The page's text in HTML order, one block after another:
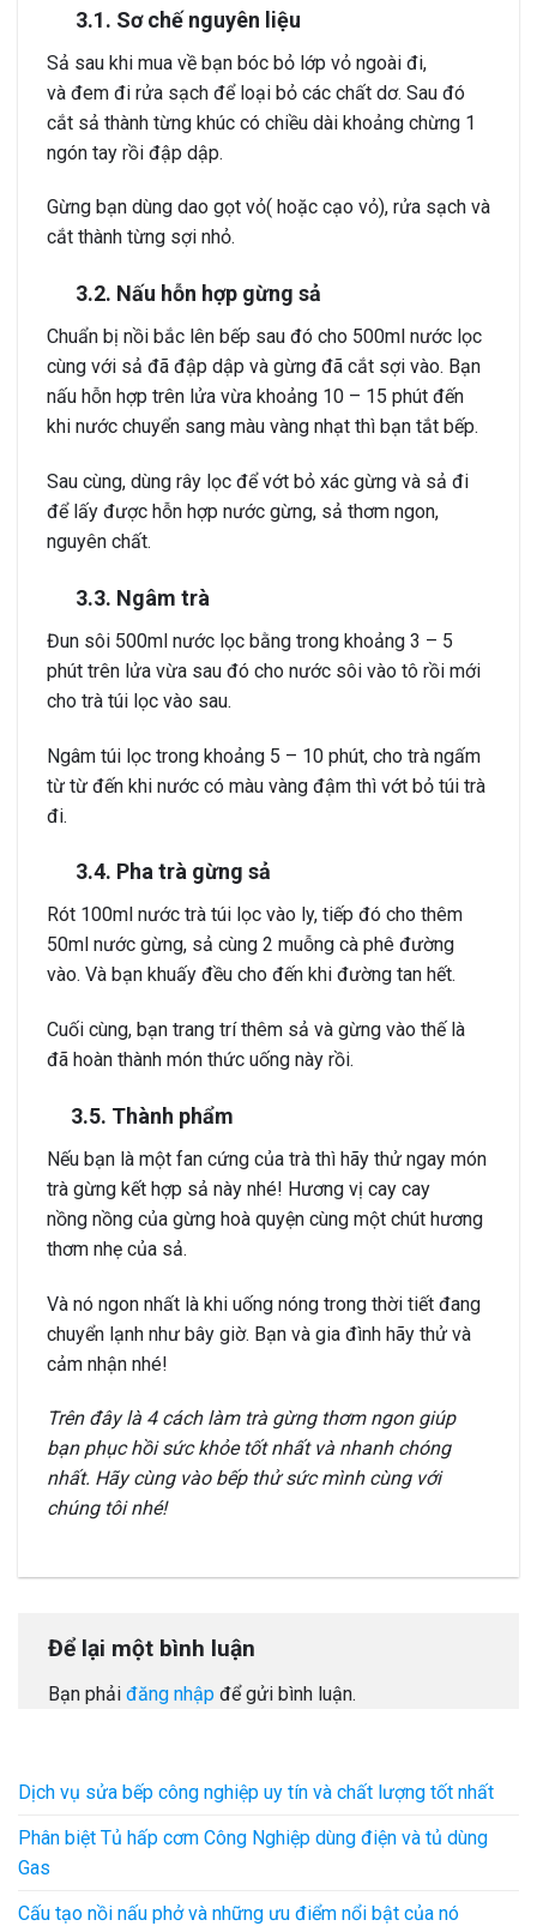
3.1. Sơ chế nguyên liệu
Sả sau khi mua về bạn bóc bỏ lớp vỏ ngoài đi,
và đem đi rửa sạch để loại bỏ các chất dơ. Sau đó
cắt sả thành từng khúc có chiều dài khoảng chừng 1
ngón tay rồi đập dập.
Gừng bạn dùng dao gọt vỏ( hoặc cạo vỏ), rửa sạch và
cắt thành từng sợi nhỏ.
3.2. Nấu hỗn hợp gừng sả
Chuẩn bị nồi bắc lên bếp sau đó cho 500ml nước lọc
cùng với sả đã đập dập và gừng đã cắt sợi vào. Bạn
nấu hỗn hợp trên lửa vừa khoảng 10 – 15 phút đến
khi nước chuyển sang màu vàng nhạt thì bạn tắt bếp.
Sau cùng, dùng rây lọc để vớt bỏ xác gừng và sả đi
để lấy được hỗn hợp nước gừng, sả thơm ngon,
nguyên chất.
3.3. Ngâm trà
Đun sôi 500ml nước lọc bằng trong khoảng 3 – 5
phút trên lửa vừa sau đó cho nước sôi vào tô rồi mới
cho trà túi lọc vào sau.
Ngâm túi lọc trong khoảng 5 – 10 phút, cho trà ngấm
từ từ đến khi nước có màu vàng đậm thì vớt bỏ túi trà
đi.
3.4. Pha trà gừng sả
Rót 100ml nước trà túi lọc vào ly, tiếp đó cho thêm
50ml nước gừng, sả cùng 2 muỗng cà phê đường
vào. Và bạn khuấy đều cho đến khi đường tan hết.
Cuối cùng, bạn trang trí thêm sả và gừng vào thế là
đã hoàn thành món thức uống này rồi.
3.5. Thành phẩm
Nếu bạn là một fan cứng của trà thì hãy thử ngay món
trà gừng kết hợp sả này nhé! Hương vị cay cay
nồng nồng của gừng hoà quyện cùng một chút hương
thơm nhẹ của sả.
Và nó ngon nhất là khi uống nóng trong thời tiết đang
chuyển lạnh như bây giờ. Bạn và gia đình hãy thử và
cảm nhận nhé!
Trên đây là 4 cách làm trà gừng thơm ngon giúp
bạn phục hồi sức khỏe tốt nhất và nhanh chóng
nhất. Hãy cùng vào bếp thử sức mình cùng với
chúng tôi nhé!
Để lại một bình luận
Bạn phải đăng nhập để gửi bình luận.
Dịch vụ sửa bếp công nghiệp uy tín và chất lượng tốt nhất
Phân biệt Tủ hấp cơm Công Nghiệp dùng điện và tủ dùng
Gas
Cấu tạo nồi nấu phở và những ưu điểm nổi bật của nó